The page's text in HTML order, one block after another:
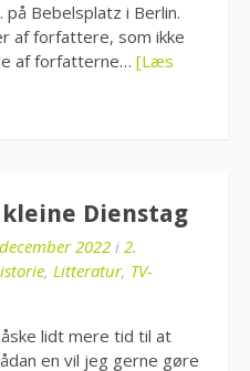
Bebelsplatz i Berlin.
af forfattere, som ikke
af forfatterne… [Læs
Dienstag
2022 i 2.
, Litteratur, TV-
lidt mere tid til at
en vil jeg gerne gøre